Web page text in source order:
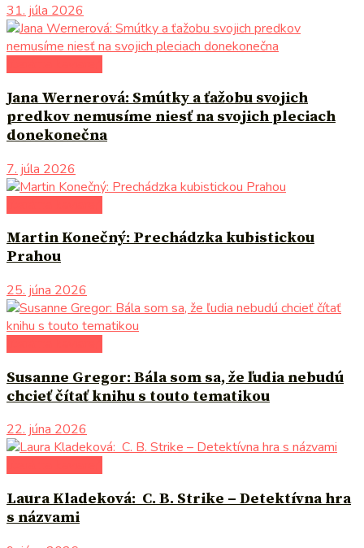
31. júla 2026
Jana Wernerová: Smútky a ťažobu svojich
predkov nemusíme niesť na svojich pleciach
donekonečna
7. júla 2026
Martin Konečný: Prechádzka kubistickou
Prahou
25. júna 2026
Susanne Gregor: Bála som sa, že ľudia nebudú
chcieť čítať knihu s touto tematikou
22. júna 2026
Laura Kladeková: C. B. Strike – Detektívna hra
s názvami